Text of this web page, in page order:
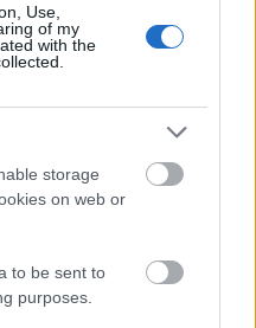
Use,
of my
with the
storage
on web or
to be sent to
purposes.
csökken a riasztás